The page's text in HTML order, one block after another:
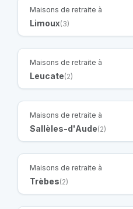
Maisons de retraite à
Limoux(3)
Maisons de retraite à
Leucate(2)
Maisons de retraite à
Sallèles-d'Aude(2)
Maisons de retraite à
Trèbes(2)